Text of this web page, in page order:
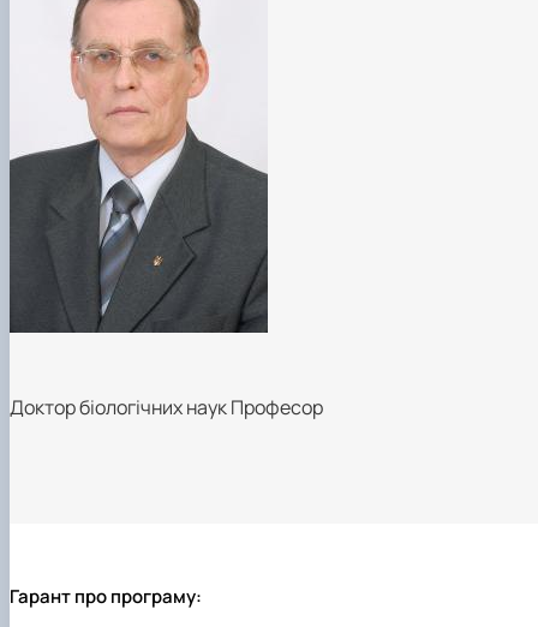
Доктор біологічних наук Професор
Гарант про програму: